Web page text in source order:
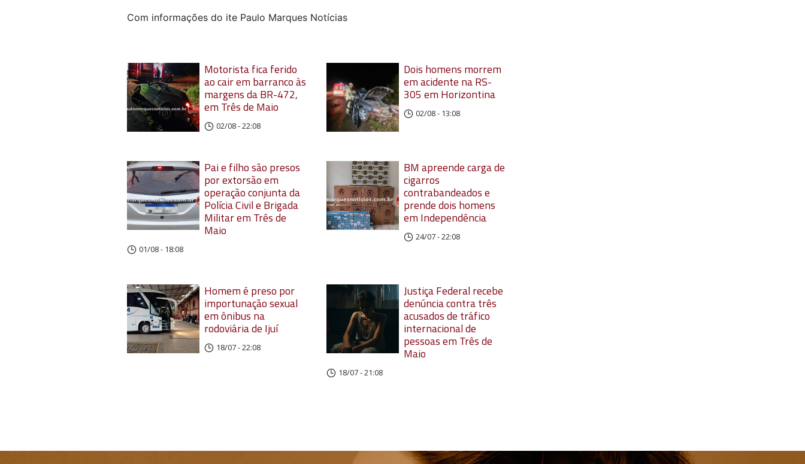
Com informações do ite Paulo Marques Notícias
Motorista fica ferido
ao cair em barranco às
margens da BR-472,
em Três de Maio
02/08 - 22:08
Dois homens morrem
em acidente na RS-
305 em Horizontina
02/08 - 13:08
Pai e filho são presos
por extorsão em
operação conjunta da
Polícia Civil e Brigada
Militar em Três de
Maio
01/08 - 18:08
BM apreende carga de
cigarros
contrabandeados e
prende dois homens
em Independência
24/07 - 22:08
Homem é preso por
importunação sexual
em ônibus na
rodoviária de Ijuí
18/07 - 22:08
Justiça Federal recebe
denúncia contra três
acusados de tráfico
internacional de
pessoas em Três de
Maio
18/07 - 21:08